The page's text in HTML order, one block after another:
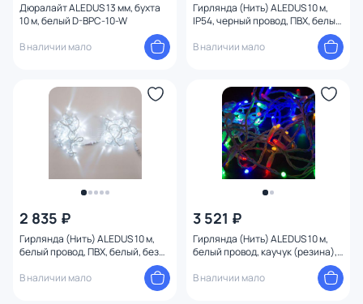
Дюралайт ALEDUS 13 мм, бухта
10 м, белый D-BPC-10-W
В наличии мало
Гирлянда (Нить) ALEDUS 10 м,
IP54, черный провод, ПВХ, белый,
без мерцания S-BP/А-10M-W
В наличии мало
2 835 ₽
Гирлянда (Нить) ALEDUS 10 м,
белый провод, ПВХ, белый, без
В наличии мало
3 521 ₽
Гирлянда (Нить) ALEDUS 10 м,
белый провод, каучук (резина),
RGB, с мерцанием S-WR-10M-
M/F
В наличии мало